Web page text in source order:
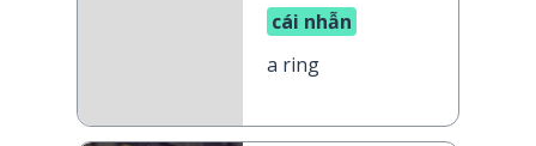
cái nhẫn
a ring